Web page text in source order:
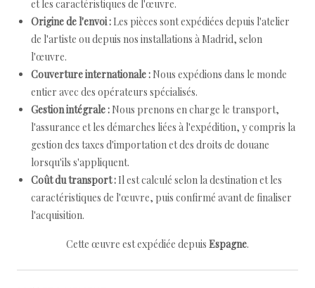
et les caractéristiques de l'œuvre.
Origine de l'envoi : Les pièces sont expédiées depuis l'atelier
de l'artiste ou depuis nos installations à Madrid, selon
l'œuvre.
Couverture internationale : Nous expédions dans le monde
entier avec des opérateurs spécialisés.
Gestion intégrale : Nous prenons en charge le transport,
l'assurance et les démarches liées à l'expédition, y compris la
gestion des taxes d'importation et des droits de douane
lorsqu'ils s'appliquent.
Coût du transport : Il est calculé selon la destination et les
caractéristiques de l'œuvre, puis confirmé avant de finaliser
l'acquisition.
Cette œuvre est expédiée depuis Espagne.